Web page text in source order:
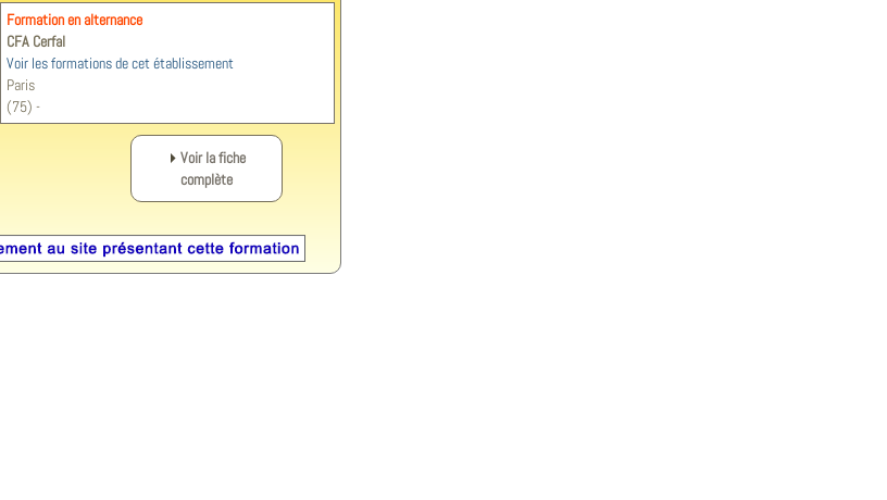
Formation en alternance
CFA Cerfal
Voir les formations de cet établissement
Paris
(75) -
Voir la fiche
complète